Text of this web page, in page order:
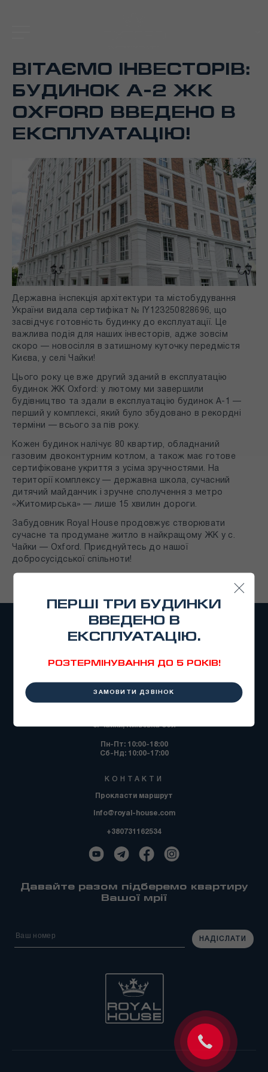
ВІТАЄМО ІНВЕСТОРІВ:
БУДИНОК А-2 ЖК
OXFORD ВВЕДЕНО В
ЕКСПЛУАТАЦІЮ!
Державна інспекція архітектури та містобудування
України видала сертифікат № IY123250828696, що
засвідчує готовність будинку до експлуатації. Це
важлива подія для наших інвесторів, адже зовсім
скоро — новосілля в затишному куточку передмістя
Києва, у селі Чайки!
Цього року це вже другий зданий в експлуатацію
будинок ЖК Oxford: у лютому ми завершили
будівництво та здали в експлуатацію будинок А-1 —
перший у комплексі, який було збудовано в рекордні
терміни — всього за пів року.
Кожен будинок налічує 80 квартир, обладнаний
газовим двоконтурним котлом, а також має готове
сертифіковане укриття з усіма зручностями. На
території комплексу — державна школа, сучасний
дитячий майданчик і зручне сполучення з метро
«Житомирська» — лише 15 хвилин дороги.
Забудовник Royal House продовжує створювати
сучасне та продумане житло в найкращому ЖК у с.
Чайки — Oxford. Приєднуйтесь до нашої
добросусідської спільноти!
с. Чайки, Київська обл
Пн-Пт: 10:00-18:00
Сб-Нд: 10:00-17:00
КОНТАКТИ
Прокласти маршрут
Info@royal-house.com
+380731162534
Давайте разом підберемо квартиру
Вашої мрії
ПЕРШІ ТРИ БУДИНКИ
ВВЕДЕНО В
ЕКСПЛУАТАЦІЮ.
РОЗТЕРМІНУВАННЯ ДО 5 РОКІВ!
ЗАМОВИТИ ДЗВІНОК